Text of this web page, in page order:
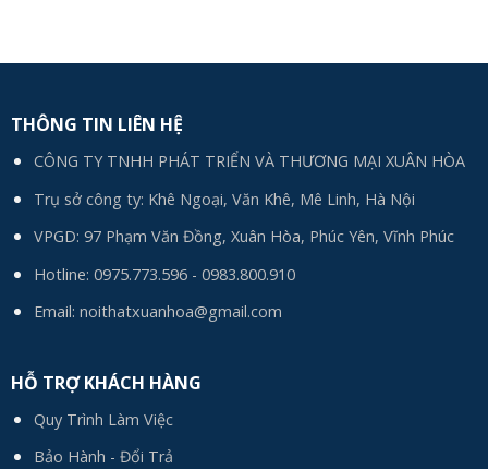
THÔNG TIN LIÊN HỆ
CÔNG TY TNHH PHÁT TRIỂN VÀ THƯƠNG MẠI XUÂN HÒA
Trụ sở công ty: Khê Ngoại, Văn Khê, Mê Linh, Hà Nội
VPGD: 97 Phạm Văn Đồng, Xuân Hòa, Phúc Yên, Vĩnh Phúc
Hotline: 0975.773.596- 0983.800.910
Email: noithatxuanhoa@gmail.com
HỖ TRỢ KHÁCH HÀNG
Quy Trình Làm Việc
Bảo Hành - Đổi Trả